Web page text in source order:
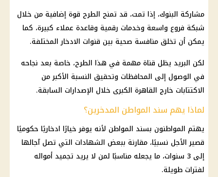
مشاركة البنوك، إذا تمت، قد تمنح الطرح قوة إضافية من خلال
شبكة فروع واسعة وخدمات رقمية وقاعدة عملاء كبيرة، كما
يمكن أن تخلق منافسة صحية بين قنوات الادخار المختلفة.
لكن البريد يظل قناة مهمة في هذا الطرح، خاصة بعد نجاحه
في الوصول إلى المحافظات وتحقيق النسبة الأكبر من
الاكتتابات خارج القاهرة الكبرى خلال الإصدارات السابقة.
لماذا يهم سند المواطن المدخرين؟
يهتم المواطنون بسند المواطن لأنه يوفر خيارًا ادخاريًا حكوميًا
قصير الأجل نسبيًا، مقارنة ببعض الشهادات التي تصل آجالها
إلى 3 سنوات، ما يجعله مناسبًا لمن لا يريد تجميد أمواله
لفترات طويلة.